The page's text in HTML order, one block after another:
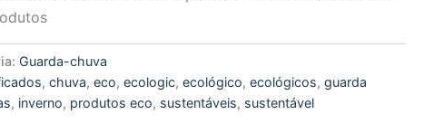
Guarda-chuva
,chuva,eco,ecologic,ecológico,ecológicos,guarda
, inverno, produtos eco, sustentáveis, sustentável